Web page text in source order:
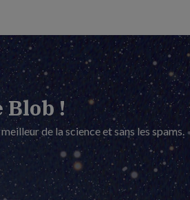
Blob !
de la science et sans les spams.